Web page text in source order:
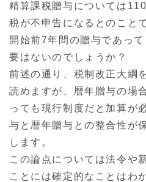
精算課税贈与については
税が不申告になるとのこと
開始前7年間の贈与であっ
要はないのでしょうか？
前述の通り、税制改正大綱
読めますが、暦年贈与の場
っても現行制度だと加算が
与と暦年贈与との整合性が
します。
この論点については法令や
ことには確定的なことはわ